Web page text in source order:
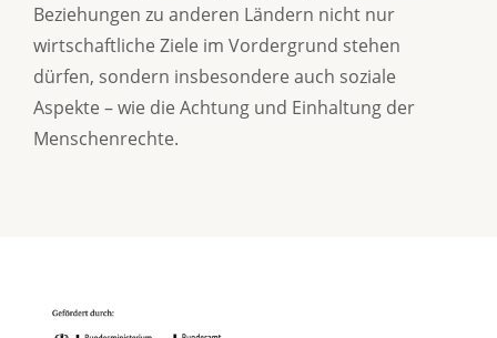
Beziehungen zu anderen Ländern nicht nur
wirtschaftliche Ziele im Vordergrund stehen
dürfen, sondern insbesondere auch soziale
Aspekte – wie die Achtung und Einhaltung der
Menschenrechte.